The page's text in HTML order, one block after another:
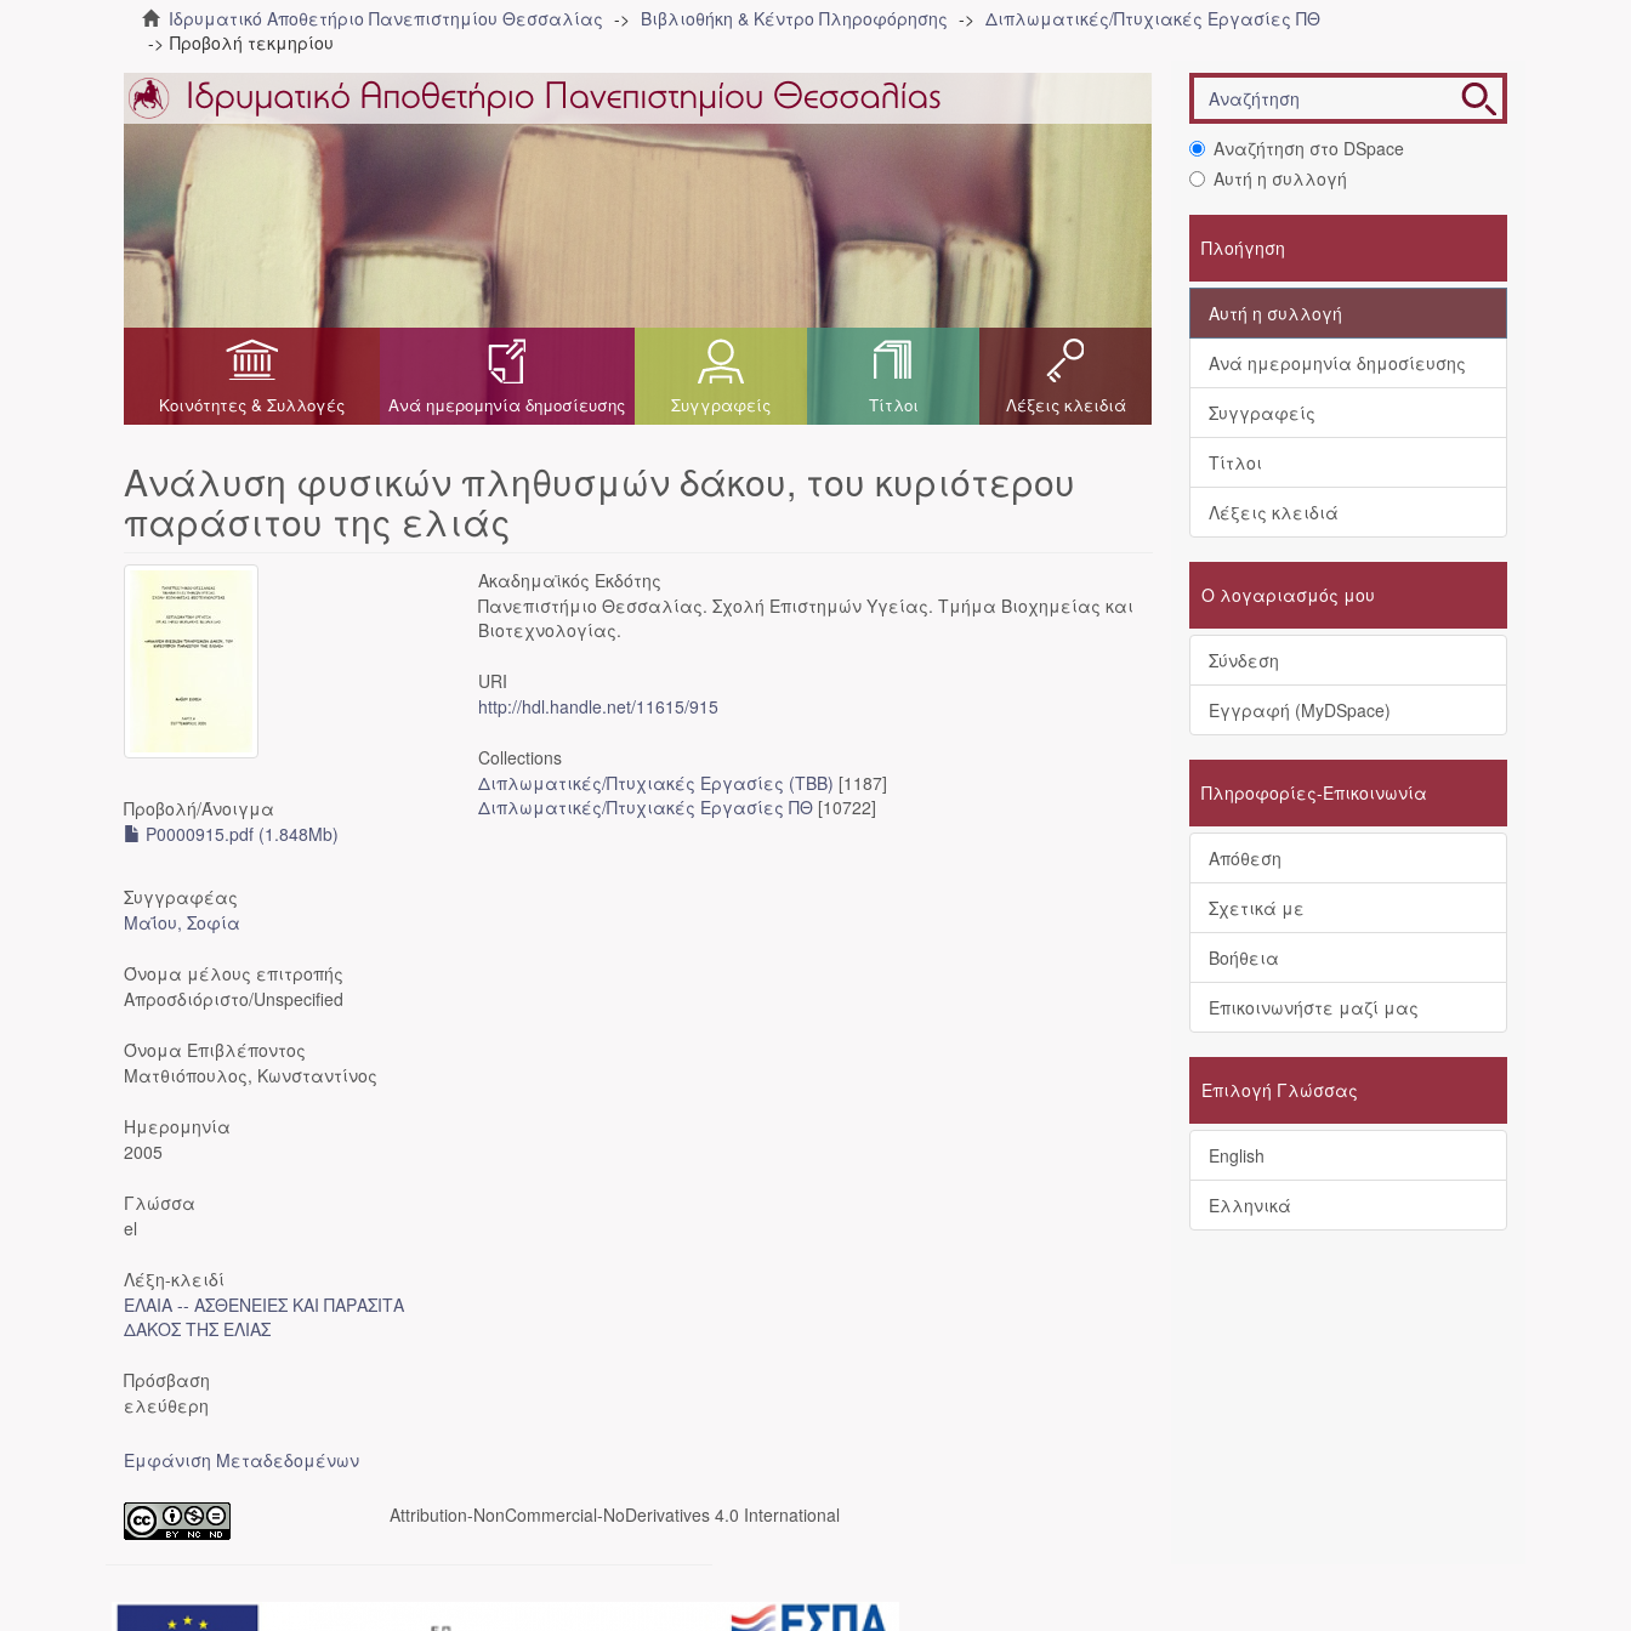
Ιδρυματικό Αποθετήριο Πανεπιστημίου Θεσσαλίας Βιβλιοθήκη & Κέντρο Πληροφόρησης
Διπλωματικές/Πτυχιακές Εργασίες ΠΘ
Προβολή τεκμηρίου
Κοινότητες & Συλλογές Ανά ημερομηνία δημοσίευσης Συγγραφείς Τίτλοι Λέξεις κλειδιά
Ανάλυση φυσικών πληθυσμών δάκου, του κυριότερου
παράσιτου της ελιάς
Προβολή/Άνοιγμα
P0000915.pdf (1.848Mb)
Συγγραφέας
Μαΐου, Σοφία
Όνομα μέλους επιτροπής
Απροσδιόριστο/Unspecified
Όνομα Επιβλέποντος
Ματθιόπουλος, Κωνσταντίνος
Ημερομηνία
2005
Γλώσσα
el
Λέξη-κλειδί
ΕΛΑΙΑ -- ΑΣΘΕΝΕΙΕΣ ΚΑΙ ΠΑΡΑΣΙΤΑ
ΔΑΚΟΣ ΤΗΣ ΕΛΙΑΣ
Πρόσβαση
ελεύθερη
Εμφάνιση Μεταδεδομένων
Ακαδημαϊκός Εκδότης
Πανεπιστήμιο Θεσσαλίας. Σχολή Επιστημών Υγείας. Τμήμα Βιοχημείας και
Βιοτεχνολογίας.
URI
http://hdl.handle.net/11615/915
Collections
Διπλωματικές/Πτυχιακές Εργασίες (ΤΒΒ) [1187]
Διπλωματικές/Πτυχιακές Εργασίες ΠΘ [10722]
Attribution-NonCommercial-NoDerivatives 4.0 International
Αναζήτηση στο DSpace
Αυτή η συλλογή
Πλοήγηση
Αυτή η συλλογή
Ανά ημερομηνία δημοσίευσης
Συγγραφείς
Τίτλοι
Λέξεις κλειδιά
Ο λογαριασμός μου
Σύνδεση
Εγγραφή (MyDSpace)
Πληροφορίες-Επικοινωνία
Απόθεση
Σχετικά με
Βοήθεια
Επικοινωνήστε μαζί μας
Επιλογή Γλώσσας
English
Ελληνικά